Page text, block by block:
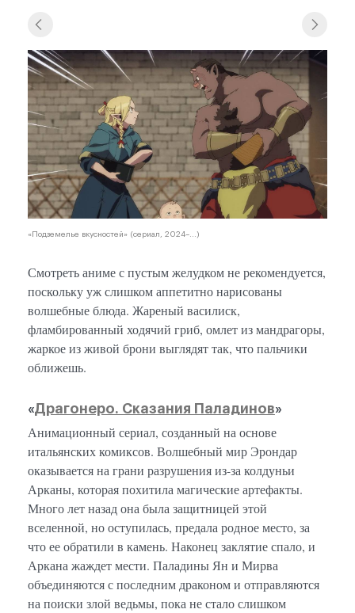
«Подземелье вкусностей» (сериал, 2024–...)
Смотреть аниме с пустым желудком не рекомендуется,
поскольку уж слишком аппетитно нарисованы
волшебные блюда. Жареный василиск,
фламбированный ходячий гриб, омлет из мандрагоры,
жаркое из живой брони выглядят так, что пальчики
оближешь.
«Драгонеро. Сказания Паладинов»
Анимационный сериал, созданный на основе
итальянских комиксов. Волшебный мир Эрондар
оказывается на грани разрушения из-за колдуньи
Арканы, которая похитила магические артефакты.
Много лет назад она была защитницей этой
вселенной, но оступилась, предала родное место, за
что ее обратили в камень. Наконец заклятие спало, и
Аркана жаждет мести. Паладины Ян и Мирва
объединяются с последним драконом и отправляются
на поиски злой ведьмы, пока не стало слишком